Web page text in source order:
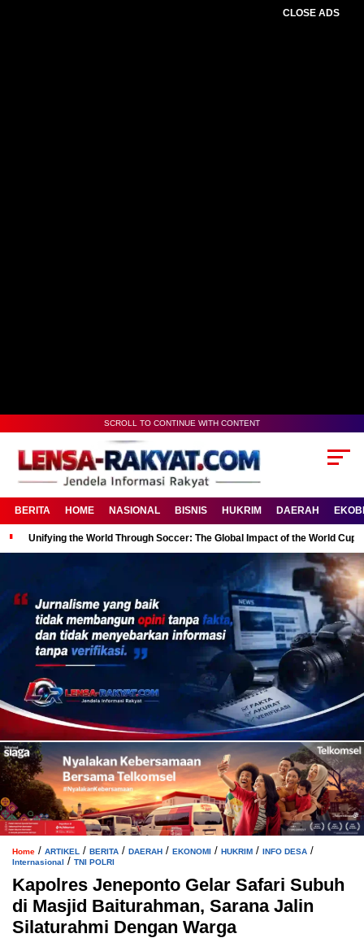
CLOSE ADS
SCROLL TO CONTINUE WITH CONTENT
BERITA HOME NASIONAL BISNIS HUKRIM DAERAH
Unifying the World Through Soccer: The Global Impact of the World Cup
Home / ARTIKEL / BERITA / DAERAH / EKONOMI / HUKRIM / INFO DESA /
Internasional / TNI POLRI
Kapolres Jeneponto Gelar Safari Subuh
di Masjid Baiturahman, Sarana Jalin
Silaturahmi Dengan Warga